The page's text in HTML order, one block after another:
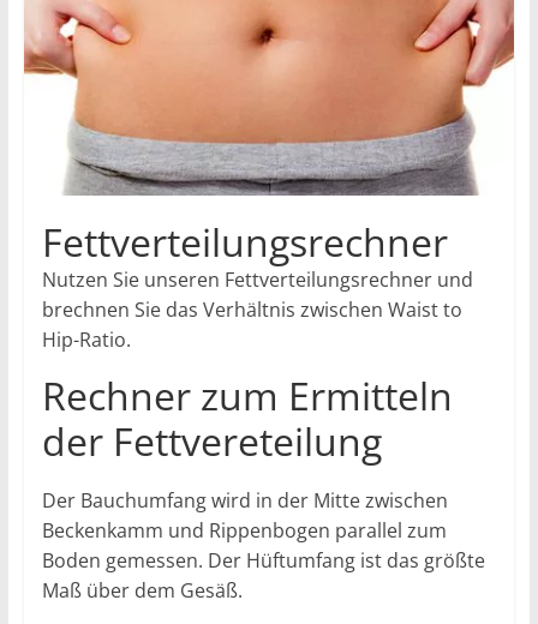
Fettverteilungsrechner
Nutzen Sie unseren Fettverteilungsrechner und
brechnen Sie das Verhältnis zwischen Waist to
Hip-Ratio.
Rechner zum Ermitteln
der Fettvereteilung
Der Bauchumfang wird in der Mitte zwischen
Beckenkamm und Rippenbogen parallel zum
Boden gemessen. Der Hüftumfang ist das größte
Maß über dem Gesäß.